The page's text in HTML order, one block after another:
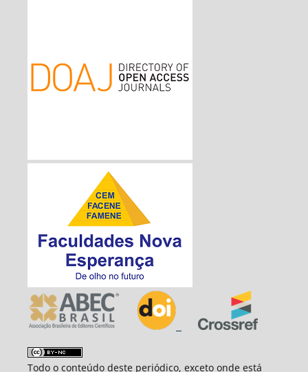
Todo o conteúdo deste periódico, exceto onde está